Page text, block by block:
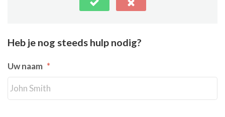
Heb je nog steeds hulp nodig?
Uw naam *